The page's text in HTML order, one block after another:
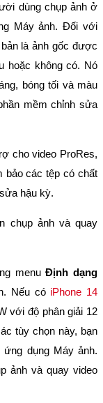
dùng chụp ảnh ở
Máy ảnh. Đối với
là ảnh gốc được
hoặc không có. Nó
bóng tối và màu
mềm chỉnh sửa
cho video ProRes,
bảo các tệp có chất
hậu kỳ.
menuĐịnh dạng
Nếu có iPhone 14
với độ phân giải 12
tùy chọn này, bạn
ứng dụng Máy ảnh.
ảnh và quay video